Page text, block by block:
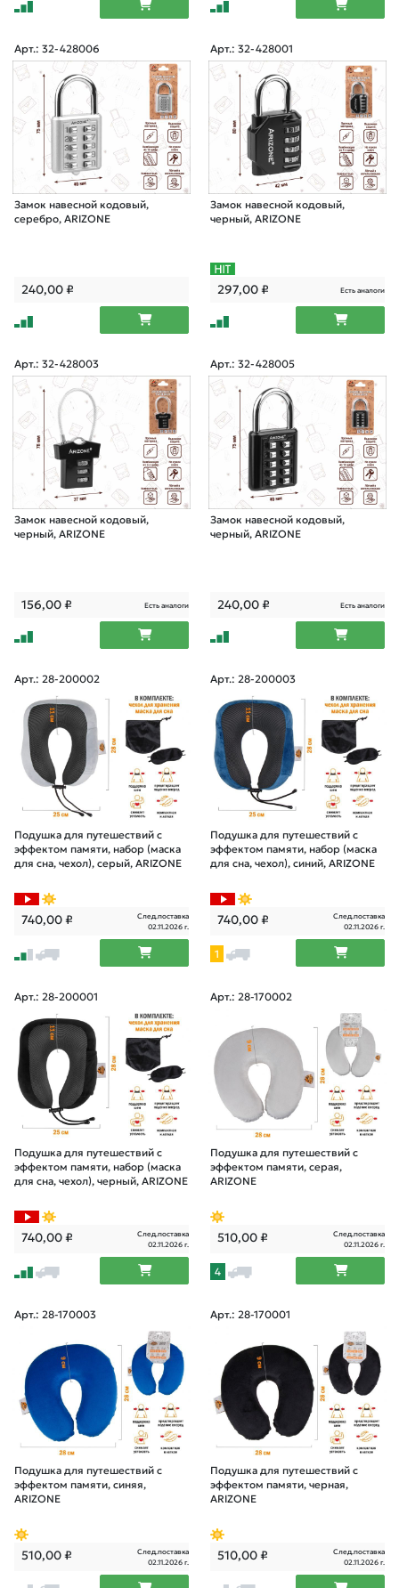
Арт.: 32-428006
Замок навесной кодовый,
серебро, ARIZONE
240,00₽
Арт.: 32-428001
Замок навесной кодовый,
черный, ARIZONE
297,00₽ Есть аналоги
Арт.: 32-428003
Замок навесной кодовый,
черный, ARIZONE
156,00₽ Есть аналоги
Арт.: 32-428005
Замок навесной кодовый,
черный, ARIZONE
240,00₽ Есть аналоги
Арт.: 28-200002
Подушка для путешествий с
эффектом памяти, набор (маска
для сна, чехол), серый, ARIZONE
740,00₽
След.поставка
02.11.2026 г.
Арт.: 28-200003
Подушка для путешествий с
эффектом памяти, набор (маска
для сна, чехол), синий, ARIZONE
740,00₽
След.поставка
02.11.2026 г.
1
Арт.: 28-200001
Подушка для путешествий с
эффектом памяти, набор (маска
для сна, чехол), черный, ARIZONE
740,00₽
След.поставка
02.11.2026 г.
Арт.: 28-170002
Подушка для путешествий с
эффектом памяти, серая,
ARIZONE
510,00₽
След.поставка
02.11.2026 г.
4
Арт.: 28-170003
Подушка для путешествий с
эффектом памяти, синяя,
ARIZONE
510,00₽
След.поставка
02.11.2026 г.
Арт.: 28-170001
Подушка для путешествий с
эффектом памяти, черная,
ARIZONE
510,00₽
След.поставка
02.11.2026 г.